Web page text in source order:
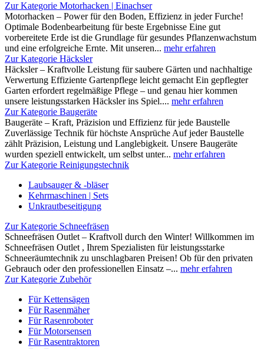
Zur Kategorie Motorhacken | Einachser
Motorhacken – Power für den Boden, Effizienz in jeder Furche!
Optimale Bodenbearbeitung für beste Ergebnisse Eine gut
vorbereitete Erde ist die Grundlage für gesundes Pflanzenwachstum
und eine erfolgreiche Ernte. Mit unseren... mehr erfahren
Zur Kategorie Häcksler
Häcksler – Kraftvolle Leistung für saubere Gärten und nachhaltige
Verwertung Effiziente Gartenpflege leicht gemacht Ein gepflegter
Garten erfordert regelmäßige Pflege – und genau hier kommen
unsere leistungsstarken Häcksler ins Spiel.... mehr erfahren
Zur Kategorie Baugeräte
Baugeräte – Kraft, Präzision und Effizienz für jede Baustelle
Zuverlässige Technik für höchste Ansprüche Auf jeder Baustelle
zählt Präzision, Leistung und Langlebigkeit. Unsere Baugeräte
wurden speziell entwickelt, um selbst unter... mehr erfahren
Zur Kategorie Reinigungstechnik
Laubsauger & -bläser
Kehrmaschinen | Sets
Unkrautbeseitigung
Zur Kategorie Schneefräsen
Schneefräsen Outlet – Kraftvoll durch den Winter! Willkommen im
Schneefräsen Outlet , Ihrem Spezialisten für leistungsstarke
Schneeräumtechnik zu unschlagbaren Preisen! Ob für den privaten
Gebrauch oder den professionellen Einsatz –... mehr erfahren
Zur Kategorie Zubehör
Für Kettensägen
Für Rasenmäher
Für Rasenroboter
Für Motorsensen
Für Rasentraktoren